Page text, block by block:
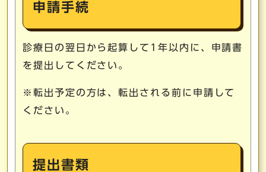
申請手続
診療日の翌日から起算して1年以内に、申請書
を提出してください。
※転出予定の方は、転出される前に申請して
ください。
提出書類